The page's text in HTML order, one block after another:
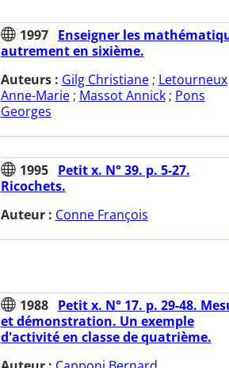
1997
Enseigner les
autrement en sixième.
Auteurs : Gilg Christiane; Letourneux
Anne-Marie; Massot Annick; Pons
Georges
1995
Petit x. N° 39. p. 5-27.
Ricochets.
Auteur : Conne François
1988
Petit x. N° 17. p. 29-48.
et démonstration. Un exemple
d'activité en classe de quatrième.